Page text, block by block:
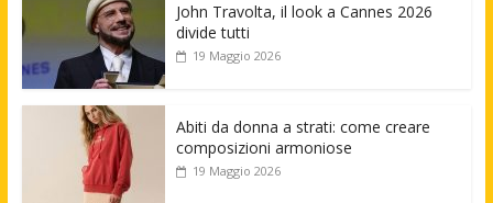
John Travolta, il look a Cannes 2026
divide tutti
19 Maggio 2026
Abiti da donna a strati: come creare
composizioni armoniose
19 Maggio 2026